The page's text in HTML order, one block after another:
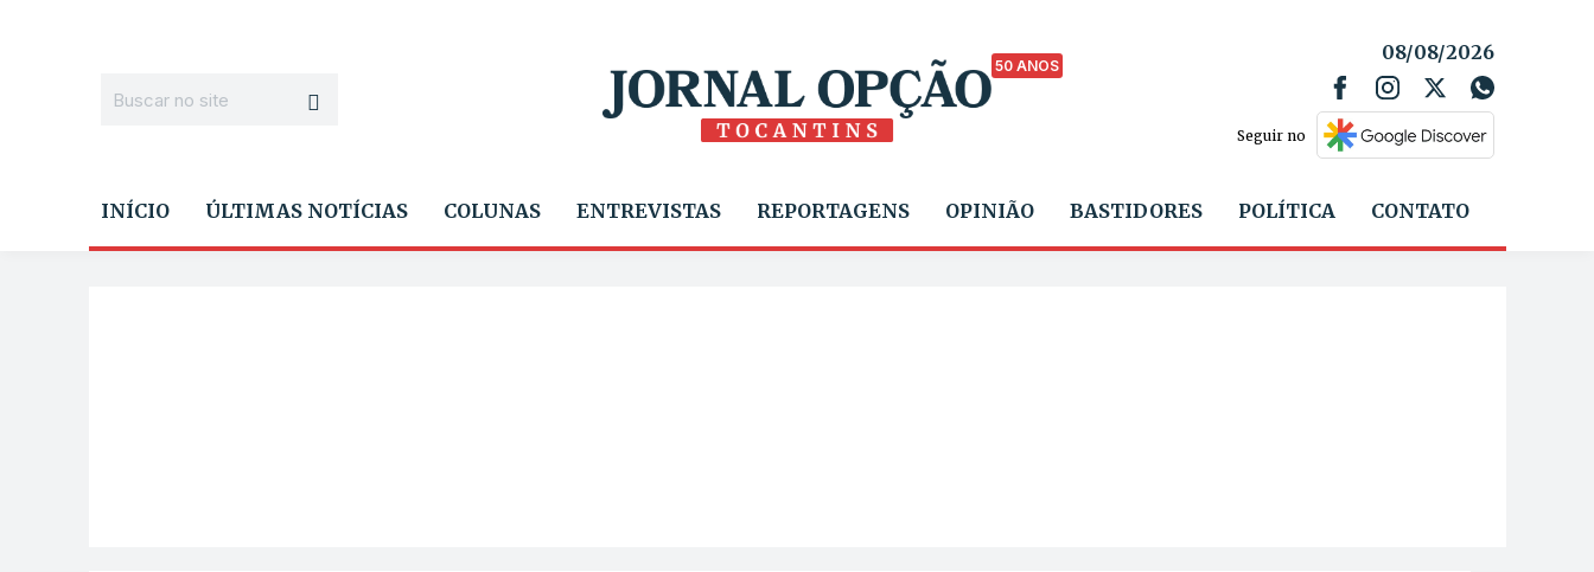
50 ANOS
08/08/2026
Seguir no
INÍCIO ÚLTIMAS NOTÍCIAS COLUNAS ENTREVISTAS REPORTAGENS OPINIÃO BASTIDORES POLÍTICA CONTATO